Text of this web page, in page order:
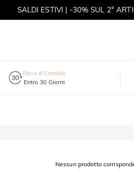
SALDI ESTIVI | -30% SUL 2°
Reso & Cambio
Entro 30 Giorni
Nessun prodotto